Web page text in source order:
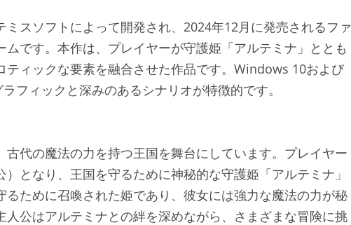
ミスソフトによって開発され、2024年12月に発売されるファ
です。本作は、プレイヤーが守護姫「アルテミナ」ととも
ティックな要素を融合させた作品です。Windows 10および
フィックと深みのあるシナリオが特徴的です。
古代の魔法の力を持つ王国を舞台にしています。プレイヤー
となり、王国を守るために神秘的な守護姫「アルテミナ」
ために召喚された姫であり、彼女には強力な魔法の力が秘
公はアルテミナとの絆を深めながら、さまざまな冒険に挑